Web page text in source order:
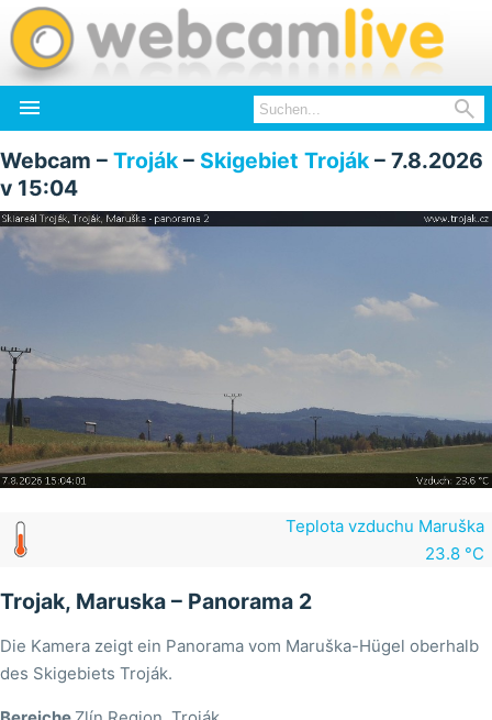
 
Webcam – Troják – Skigebiet Troják – 7.8.2026
v 15:04
Teplota vzduchu Maruška
23.8 °C
Trojak, Maruska – Panorama 2
Die Kamera zeigt ein Panorama vom Maruška-Hügel oberhalb
des Skigebiets Troják.